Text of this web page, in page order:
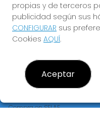
LOTERÍA PRECIADOS
Comprar lotería
Resultados
Contacto
Empresas
Compra en SELAE
propias y de terceros
publicidad según sus
CONFIGURAR sus
Cookies AQUÍ.
Aceptar